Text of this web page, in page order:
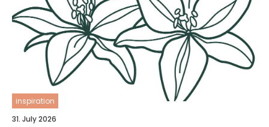
inspiration
31. July 2026